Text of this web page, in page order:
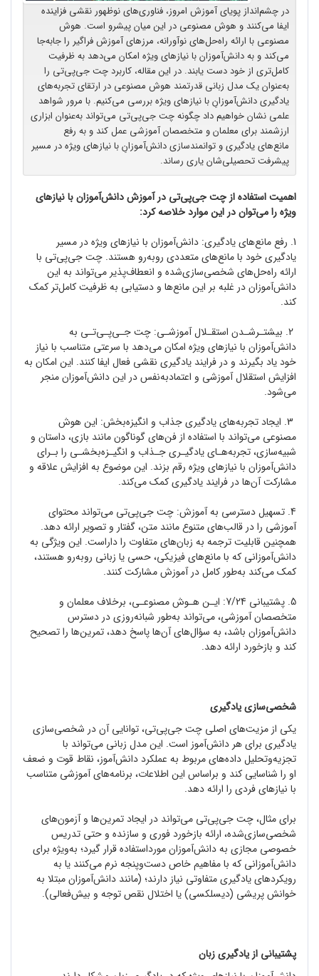
در چشم‌انداز پویای آموزش امروز، فناوری‌های نوظهور نقشی فزاینده
ایفا می‌کنند و هوش مصنوعی در این میان پیشرو است. هوش
مصنوعی با ارائه راه‌حل‌های نوآورانه، مرزهای آموزش فراگیر را جابه‌جا
می‌کند و به دانش‌آموزان با نیازهای ویژه امکان می‌دهد به ظرفیت
کامل‌تری از خود دست یابند. در این مقاله، کاربرد چت ‌جی‌پی‌تی را
به‌عنوان یک مدل زبانی قدرتمند هوش مصنوعی در ارتقای تجربه‌های
یادگیری دانش‌آموزانِ با نیازهای ویژه بررسی می‌کنیم. با مرور شواهد
علمی نشان خواهیم داد چگونه چت ‌جی‌پی‌تی می‌تواند به‌عنوان ابزاری
ارزشمند برای معلمان و متخصصان آموزشی عمل کند و به رفع
مانع‌های یادگیری و توانمندسازی دانش‌آموزانِ با نیازهای ویژه در مسیر
پیشرفت تحصیلی‌شان یاری رساند.
اهمیت استفاده از چت ‌جی‌پی‌تی در آموزش دانش‌آموزان با نیازهای
ویژه را می‌توان در این موارد خلاصه کرد:
1. رفع مانع‌های یادگیری: دانش‌آموزان با نیازهای ویژه در مسیر
یادگیری خود با مانع‌های متعددی روبه‌رو هستند. چت ‌جی‌پی‌تی با
ارائه راه‌حل‌های شخصی‌سازی‌شده و انعطاف‌پذیر می‌تواند به این
دانش‌آموزان در غلبه بر این مانع‌ها و دستیابی به ظرفیت کامل‌تر کمک
کند.
2. بیشتـرشـدن استقـلال آموزشـی: چت ‌جـی‌پـی‌تـی به
دانش‌آموزان با نیازهای ویژه امکان می‌دهد با سرعتی متناسب با نیاز
خود یاد بگیرند و در فرایند یادگیری نقشی فعال ایفا کنند. این امکان به
افزایش استقلال آموزشی و اعتمادبه‌نفس در این دانش‌آموزان منجر
می‌شود.
3. ایجاد تجربه‌های یادگیری جذاب و انگیزه‌بخش: این هوش
مصنوعی می‌تواند با استفاده از فن‌های گوناگون مانند بازی‌، داستان و
شبیه‌سازی، تجربه‌هـای یادگیـری جـذاب و انگیـزه‌بخشـی را بـرای
دانش‌آموزان با نیازهای ویژه رقم بزند. این موضوع به افزایش علاقه و
مشارکت آن‌ها در فرایند یادگیری کمک می‌کند.
4. تسهیل دسترسی به آموزش: چت ‌جی‌پی‌تی می‌تواند محتوای
آموزشی را در قالب‌های متنوع مانند متن، گفتار و تصویر ارائه دهد.
همچنین قابلیت ترجمه به زبان‌های متفاوت را داراست. این ویژگی به
دانش‌آموزانی که با مانع‌های فیزیکی، حسی یا زبانی روبه‌رو هستند،
کمک می‌کند به‌طور کامل در آموزش مشارکت کنند.
5. پشتیبانی 7/24: ایـن هـوش مصنوعـی، برخلاف معلمان و
متخصصان آموزشی، می‌تواند به‌طور شبانه‌روزی در دسترس
دانش‌آموزان باشد، به سؤال‌های آن‌ها پاسخ دهد، تمرین‌ها را تصحیح
کند و بازخورد ارائه دهد.
شخصی‌سازی یادگیری
یکی از مزیت‌های اصلی چت ‌جی‌پی‌تی، توانایی آن در شخصی‌سازی
یادگیری برای هر دانش‌آموز است. این مدل زبانی می‌تواند با
تجزیه‌وتحلیل داده‌های مربوط به عملکرد دانش‌آموز، نقاط قوت و ضعف
او را شناسایی کند و براساس این اطلاعات، برنامه‌های آموزشی متناسب
با نیازهای فردی را ارائه دهد.
برای مثال، چت ‌جی‌پی‌تی می‌تواند در ایجاد تمرین‌ها و آزمون‌های
شخصی‌سازی‌شده، ارائه بازخورد فوری و سازنده و حتی تدریس
خصوصی مجازی به دانش‌آموزان مورداستفاده قرار گیرد؛ به‌ویژه برای
دانش‌آموزانی که با مفاهیم خاص دست‌وپنجه نرم می‌کنند یا به
رویکردهای یادگیری متفاوتی نیاز دارند؛ (مانند دانش‌آموزان مبتلا به
خوانش پریشی (دیسلکسی) یا اختلال نقص توجه و بیش‌فعالی).
پشتیبانی از یادگیری زبان